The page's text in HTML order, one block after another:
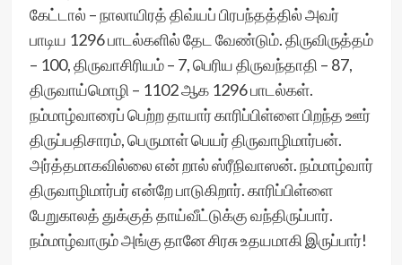
கேட்டால் – நாலாயிரத் திவ்யப் பிரபந்தத்தில் அவர்
பாடிய 1296 பாடல்களில் தேட வேண்டும். திருவிருத்தம்
– 100, திருவாசிரியம் – 7, பெரிய திருவந்தாதி – 87,
திருவாய்மொழி – 1102 ஆக 1296 பாடல்கள்.
நம்மாழ்வாரைப் பெற்ற தாயார் காரிப்பிள்ளை பிறந்த ஊர்
திருப்பதிசாரம், பெருமாள் பெயர் திருவாழிமார்பன்.
அர்த்தமாகவில்லை என் றால் ஸ்ரீநிவாஸன். நம்மாழ்வார்
திருவாழிமார்பர் என்றே பாடுகிறார். காரிப்பிள்ளை
பேறுகாலத் துக்குத் தாய்வீட்டுக்கு வந்திருப்பார்.
நம்மாழ்வாரும் அங்கு தானே சிரசு உதயமாகி இருப்பார்!